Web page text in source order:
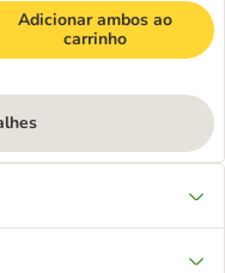
Adicionar ambos ao
carrinho